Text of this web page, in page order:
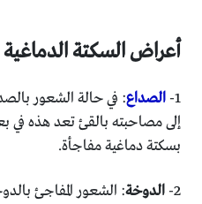
أعراض السكتة الدماغية
1- الصداع: في حالة الشعور
إلى مصاحبته بالقئ تعد هذه في
بسكتة دماغية مفاجأة.
2- الدوخة: الشعور المفاجئ